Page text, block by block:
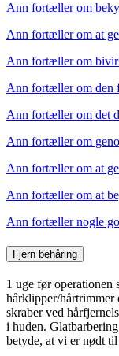
Ann fortæller om
Ann fortæller om at
Ann fortæller om
Ann fortæller om den
Ann fortæller om det
Ann fortæller om
Ann fortæller om at
Ann fortæller om at
Ann fortæller nogle
Fjern behåring
1 uge før operationen
hårklipper/hårtrimmer
skraber ved
i huden.
betyde, at vi er nødt